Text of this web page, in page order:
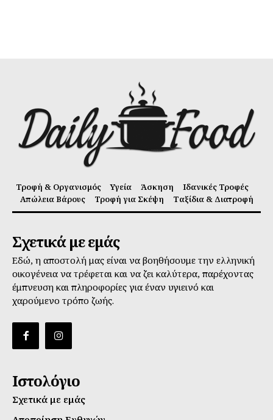
Τροφή & Οργανισμός Υγεία Άσκηση
Ιδανικές Τροφές
Απώλεια Βάρους
Τροφή για Σκέψη Ταξίδια & Διατροφή
Σχετικά με εμάς
Εδώ, η αποστολή μας είναι να βοηθήσουμε την ελληνική
οικογένεια να τρέφεται και να ζει καλύτερα, παρέχοντας
έμπνευση και πληροφορίες για έναν υγιεινό και
χαρούμενο τρόπο ζωής.
Ιστολόγιο
Σχετικά με εμάς